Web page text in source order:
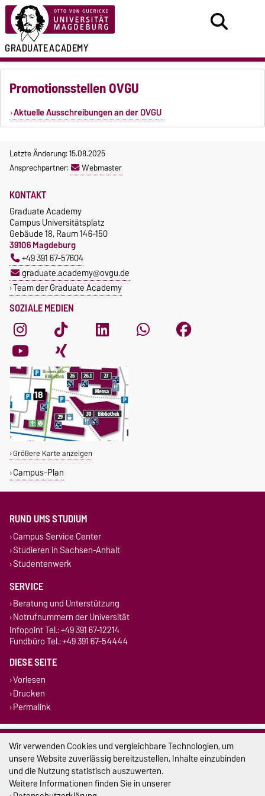
GRADUATEACADEMY
Promotionsstellen OVGU
Aktuelle Ausschreibungen an der OVGU
Letzte Änderung: 15.08.2025
Ansprechpartner:
Webmaster
SOZIALE MEDIEN
KONTAKT
Graduate Academy
Campus Universitätsplatz
Gebäude 18, Raum 146-150
39106 Magdeburg
+49 391 67-57604
graduate.academy@ovgu.de
Team der Graduate Academy
Größere Karte anzeigen
Campus-Plan
RUND UMS STUDIUM
Campus Service Center
Studieren in Sachsen-Anhalt
Studentenwerk
SERVICE
Beratung und Unterstützung
Notrufnummern der Universität
Infopoint Tel.: +49 391 67-12214
Fundbüro Tel.: +49 391 67-54444
DIESE SEITE
Vorlesen
Drucken
Permalink
Impressum
Datenschutz
Barrierefreiheit
Wir verwenden Cookies und vergleichbare Technologien, um
unsere Website zuverlässig bereitzustellen, Inhalte einzubinden
und die Nutzung statistisch auszuwerten.
Weitere Informationen finden Sie in unserer